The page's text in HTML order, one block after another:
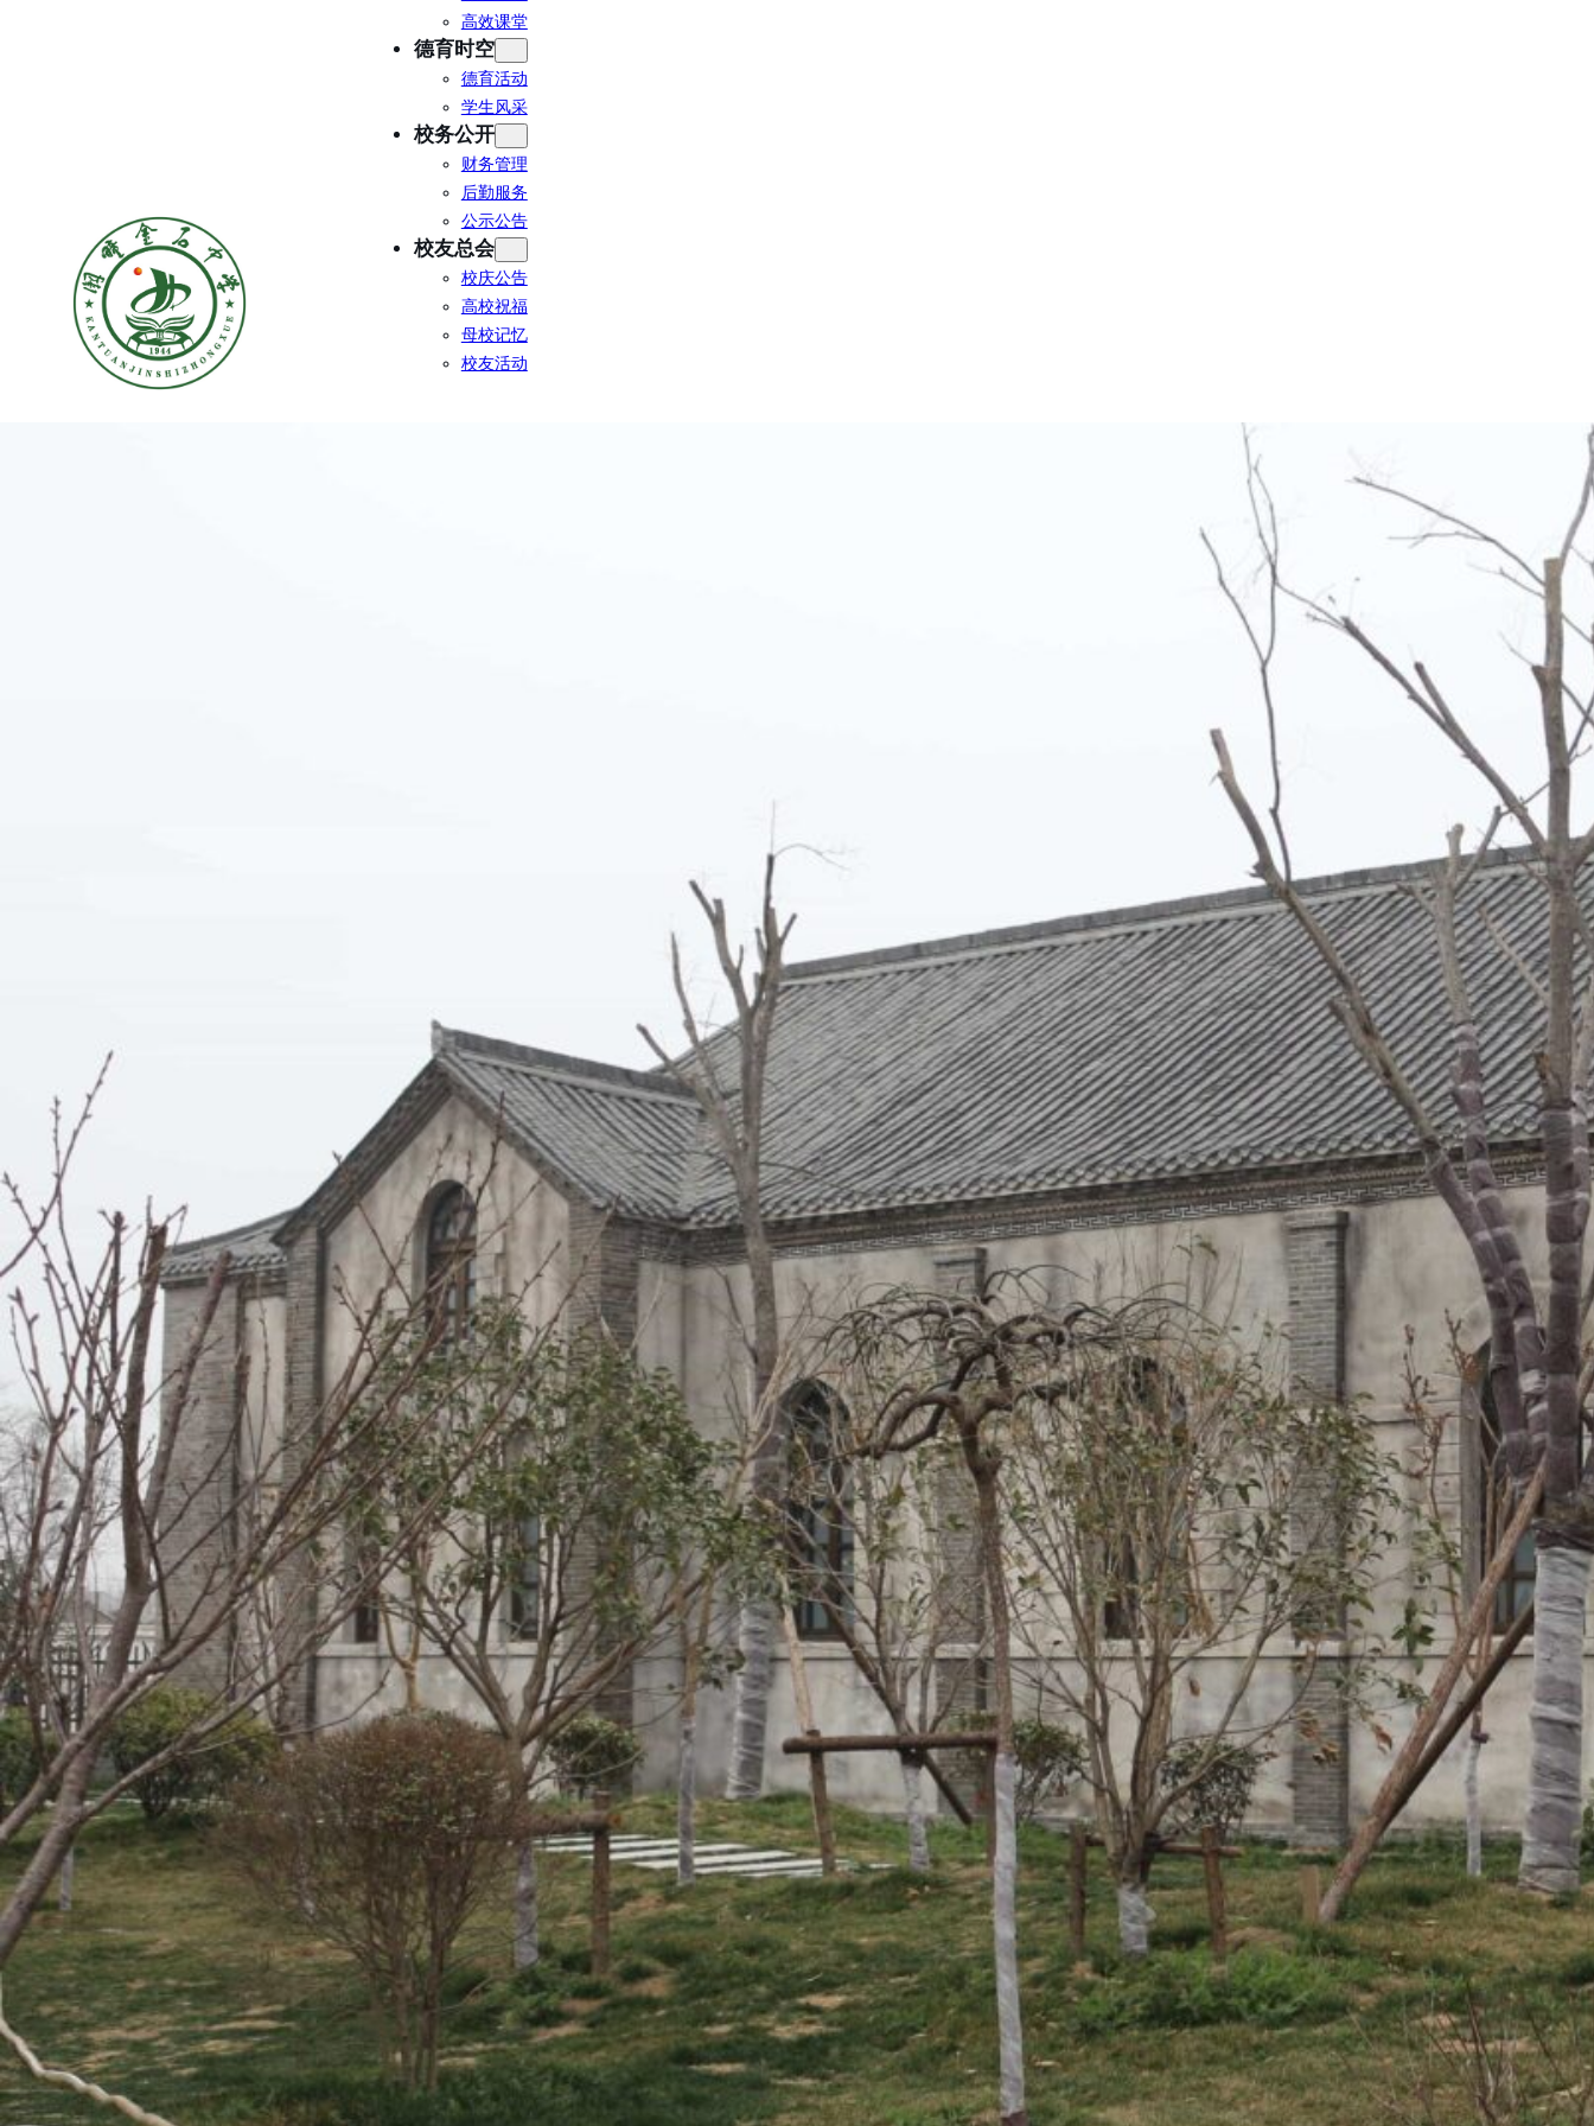
高效课堂
德育时空
德育活动
学生风采
校务公开
财务管理
后勤服务
公示公告
校友总会
校庆公告
高校祝福
母校记忆
校友活动